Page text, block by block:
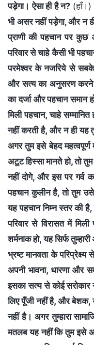
पड़ेगा। ऐसा ही है न? (हाँ।)
भी असर नहीं पड़ेगा, और न
प्राणी की पहचान पर कुछ
परिवार से चाहे कैसी भी
परमेश्वर के नजरिये से सबके
और सत्य का अनुसरण करने
का दर्जा और पहचान समान
मिली पहचान, चाहे सम्मानित
नहीं करती है, और न ही यह
अगर तुम इसे बेहद
अटूट हिस्सा मानते हो, तो
नहीं दोगे, और इस पर गर्व
पहचान कुलीन है, तो तुम
यह पहचान निम्न स्तर की
परिवार से विरासत में
शर्मनाक हो, यह सिर्फ
भ्रष्ट मानवता के
अपनी भावना, धारणा
इसका सत्य से कोई
लिए पूँजी नहीं है, और बेशक,
नहीं है। अगर तुम्हारा
मतलब यह नहीं कि तुम इसे